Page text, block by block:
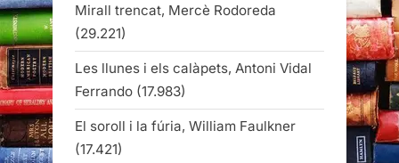
Mirall trencat, Mercè Rodoreda
(29.221)
Les llunes i els calàpets, Antoni Vidal
Ferrando (17.983)
El soroll i la fúria, William Faulkner
(17.421)